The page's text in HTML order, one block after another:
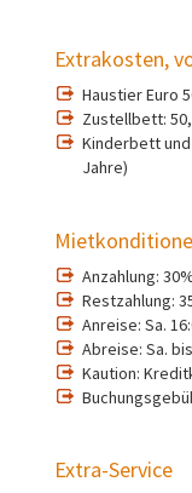
Extrakosten,
Haustier Euro
Zustellbett:
Kinderbett
Jahre)
Anzahlung:
Restzahlung:
Anreise: Sa.
Abreise: Sa.
Kaution:
Extra-Service